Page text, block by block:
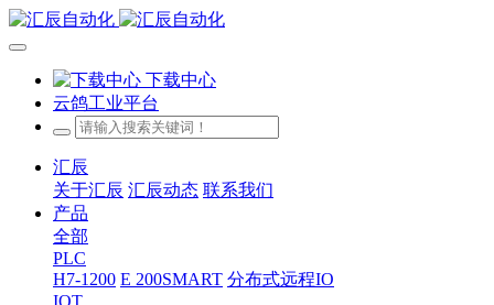
下载中心
云鸽工业平台
汇辰
关于汇辰 汇辰动态 联系我们
产品
全部
PLC
H7-1200 E 200SMART 分布式远程IO
IOT